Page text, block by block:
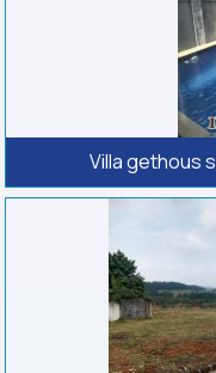
Villa gethous